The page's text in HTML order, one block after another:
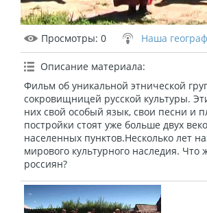
Просмотры: 0 Наша
Описание материала:
Фильм об уникальной этнической
сокровищницей русской культуры.
них свой особый язык, свои песни и
постройки стоят уже больше двух
населенных пунктов.Несколько лет
мирового культурного наследия.
россиян?